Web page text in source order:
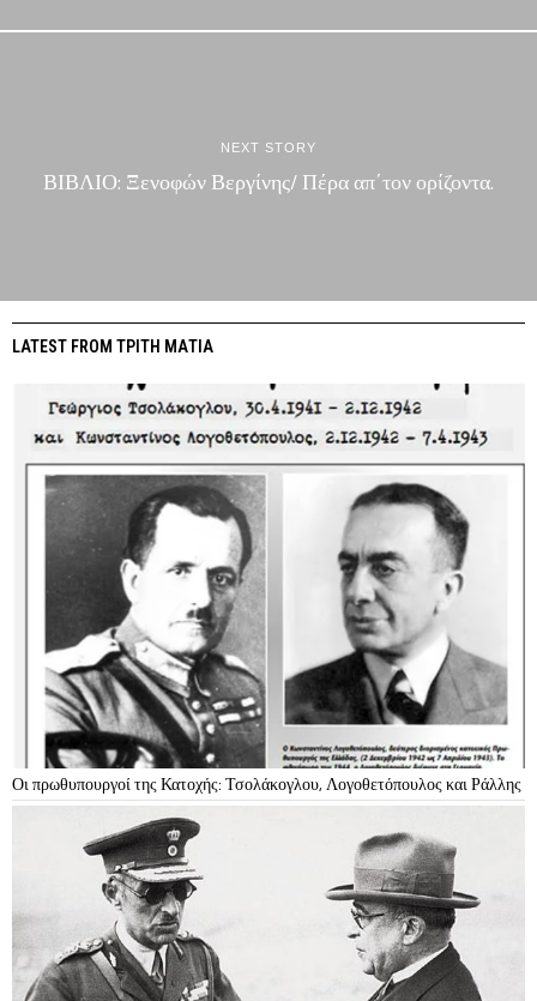
NEXT STORY
ΒΙΒΛΙΟ: Ξενοφών Βεργίνης/ Πέρα απ΄τον ορίζοντα.
LATEST FROM ΤΡΙΤΗ ΜΑΤΙΑ
Οι πρωθυπουργοί της Κατοχής: Τσολάκογλου, Λογοθετόπουλος και Ράλλης